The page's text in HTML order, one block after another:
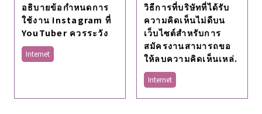
อธิบายข้อกำหนดการ
ใช้งาน Instagram ที่
YouTuber ควรระวัง
Internet
วิธีการที่บริษัทที่ได้รับ
ความคิดเห็นไม่ดีบน
เว็บไซต์สำหรับการ
สมัครงานสามารถขอ
ให้ลบความคิดเห็นเหล่.
Internet